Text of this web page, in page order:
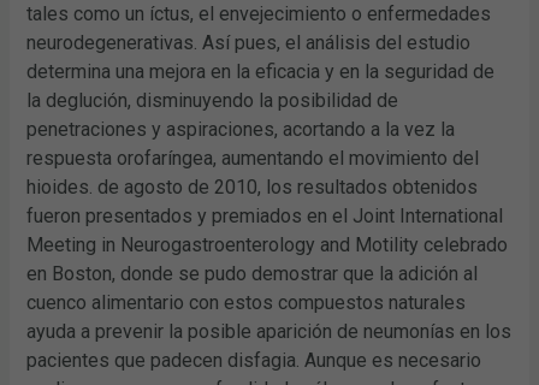
tales como un íctus, el envejecimiento o enfermedades
neurodegenerativas. Así pues, el análisis del estudio
determina una mejora en la eficacia y en la seguridad de
la deglución, disminuyendo la posibilidad de
penetraciones y aspiraciones, acortando a la vez la
respuesta orofaríngea, aumentando el movimiento del
hioides. de agosto de 2010, los resultados obtenidos
fueron presentados y premiados en el Joint International
Meeting in Neurogastroenterology and Motility celebrado
en Boston, donde se pudo demostrar que la adición al
cuenco alimentario con estos compuestos naturales
ayuda a prevenir la posible aparición de neumonías en los
pacientes que padecen disfagia. Aunque es necesario